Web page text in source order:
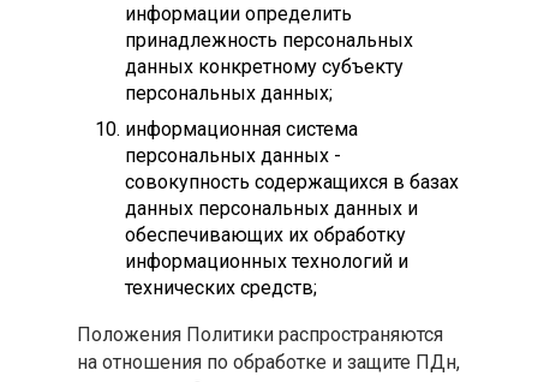
информации определить
принадлежность персональных
данных конкретному субъекту
персональных данных;
информационная система
персональных данных -
совокупность содержащихся в базах
данных персональных данных и
обеспечивающих их обработку
информационных технологий и
технических средств;
Положения Политики распространяются
на отношения по обработке и защите ПДн,